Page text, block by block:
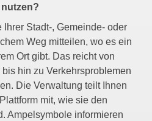
Stadt-, Gemeinde- oder
Weg mitteilen, wo es ein
Ort gibt. Das reicht von
hin zu Verkehrsproblemen
Die Verwaltung teilt Ihnen
mit, wie sie den
Ampelsymbole informieren